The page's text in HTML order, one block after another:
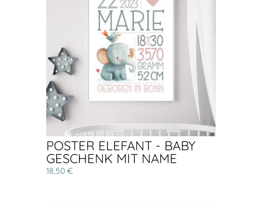
POSTER ELEFANT - BABY
GESCHENK MIT NAME
18,50 €